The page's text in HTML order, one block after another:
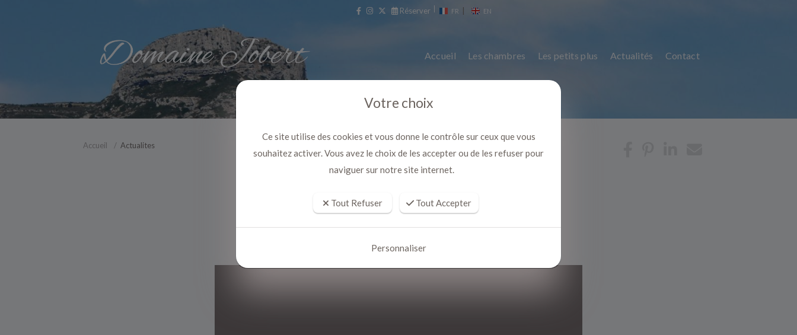
Réserver FR EN
Accueil Les chambres Les petits plus Actualités Contact
Accueil Actualites
trouver un posturologue sur marseille
Votre choix
Ce site utilise des cookies et vous donne le contrôle sur ceux que vous
souhaitez activer. Vous avez le choix de les accepter ou de les refuser pour
naviguer sur notre site internet.
Tout Refuser Tout Accepter
Personnaliser